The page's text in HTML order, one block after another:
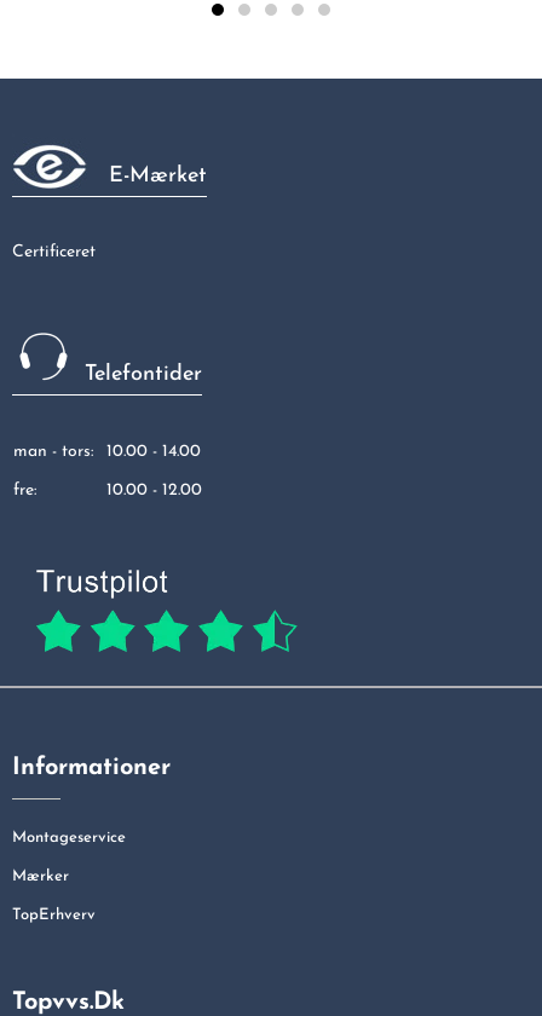
24,18 kr
E-Mærket
Certificeret
Telefontider
man - tors: 10.00 - 14.00
fre: 10.00 - 12.00
Informationer
Montageservice
Mærker
TopErhverv
Topvvs.dk